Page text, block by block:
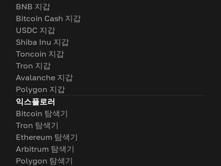
BNB 지갑
Bitcoin Cash 지갑
USDC 지갑
Shiba Inu 지갑
Toncoin 지갑
Tron 지갑
Avalanche 지갑
Polygon 지갑
익스플로러
Bitcoin 탐색기
Tron 탐색기
Ethereum 탐색기
Arbitrum 탐색기
Polygon 탐색기